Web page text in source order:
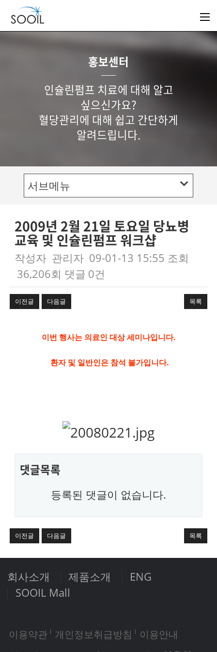
홍보센터
인슐린펌프 치료에 대해 알고
싶으신가요?
혈당관리에 대해 쉽고 간단하게
알려드립니다.
서브메뉴
2009년 2월 21일 토요일 당뇨병
교육 및 인슐린펌프 워크샵
작성자 관리자 09-01-13 15:55 조회
36,206회 댓글 0건
이전글 다음글 목록
이번 행사는 의료인 대상 세미나입니다.
환자 및 일반인은 참석 불가입니다.
댓글목록
등록된 댓글이 없습니다.
이전글 다음글 목록
회사소개 제품소개
ENG
SOOIL Mall
이용약관 개인정보취급방침
이용안내